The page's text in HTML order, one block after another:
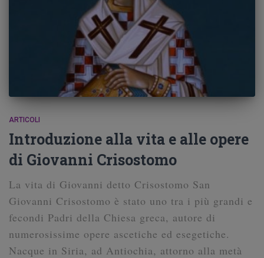
ARTICOLI
Introduzione alla vita e alle opere
di Giovanni Crisostomo
La vita di Giovanni detto Crisostomo San
Giovanni Crisostomo è stato uno tra i più grandi e
fecondi Padri della Chiesa greca, autore di
numerosissime opere ascetiche ed esegetiche.
Nacque in Siria, ad Antiochia, attorno alla metà